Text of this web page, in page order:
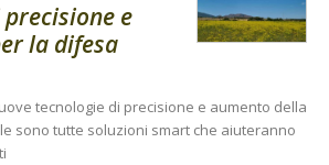
e
la difesa
tecnologie di precisione e aumento della
sono tutte soluzioni smart che aiuteranno